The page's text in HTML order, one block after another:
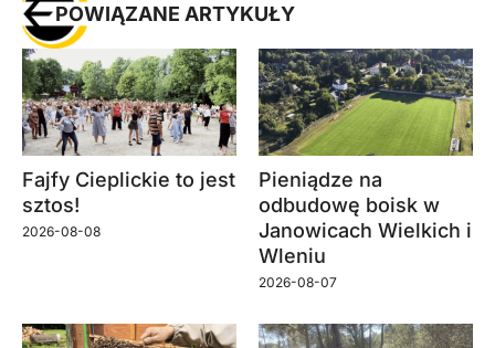
POWIĄZANE ARTYKUŁY
Fajfy Cieplickie to jest
sztos!
2026-08-08
Pieniądze na
odbudowę boisk w
Janowicach Wielkich i
Wleniu
2026-08-07